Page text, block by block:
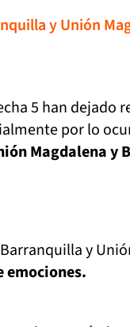
y Unión
5 han dejado
por lo
Magdalena y
y
emociones.